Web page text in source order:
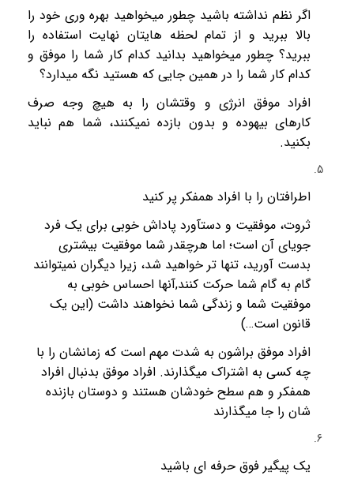
اگر نظم نداشته باشید چطور میخواهید بهره وری خود را
بالا ببرید و از تمام لحظه هایتان نهایت استفاده را
ببرید؟ چطور میخواهید بدانید کدام کار شما را موفق و
کدام کار شما را در همین جایی که هستید نگه میدارد؟
افراد موفق انرژی و وقتشان را به هیچ وجه صرف
کارهای بیهوده و بدون بازده نمیکنند، شما هم نباید
بکنید.
اطرافتان را با افراد همفکر پر کنید
ثروت، موفقیت و دستآورد پاداش خوبی برای یک فرد
جویای آن است؛ اما هرچقدر شما موفقیت بیشتری
بدست آورید، تنها تر خواهید شد، زیرا دیگران نمیتوانند
گام به گام شما حرکت کنند,آنها احساس خوبی به
موفقیت شما و زندگی شما نخواهند داشت (این یک
قانون است…)
افراد موفق براشون به شدت مهم است که زمانشان را با
چه کسی به اشتراک میگذارند. افراد موفق بدنبال افراد
همفکر و هم سطح خودشان هستند و دوستان بازنده
شان را جا میگذارند
یک پیگیر فوق حرفه ای باشید